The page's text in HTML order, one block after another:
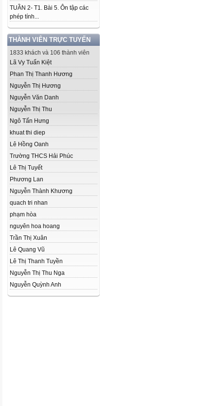
TUẦN 2- T1. Bài 5. Ôn tập các
phép tính...
THÀNH VIÊN TRỰC TUYẾN
1833 khách và 106 thành viên
Lã Vy Tuấn Kiệt
Phan Thị Thanh Hương
Nguyễn Thị Hương
Nguyễn Văn Danh
Nguyễn Thị Thu
Ngô Tấn Hưng
khuat thi diep
Lê Hồng Oanh
Trường THCS Hải Phúc
Lê Thị Tuyết
Phương Lan
Nguyễn Thành Khương
quach tri nhan
phạm hòa
nguyên hoa hoang
Trần Thị Xuân
Lê Quang Vũ
Lê Thị Thanh Tuyền
Nguyễn Thị Thu Nga
Nguyễn Quỳnh Anh